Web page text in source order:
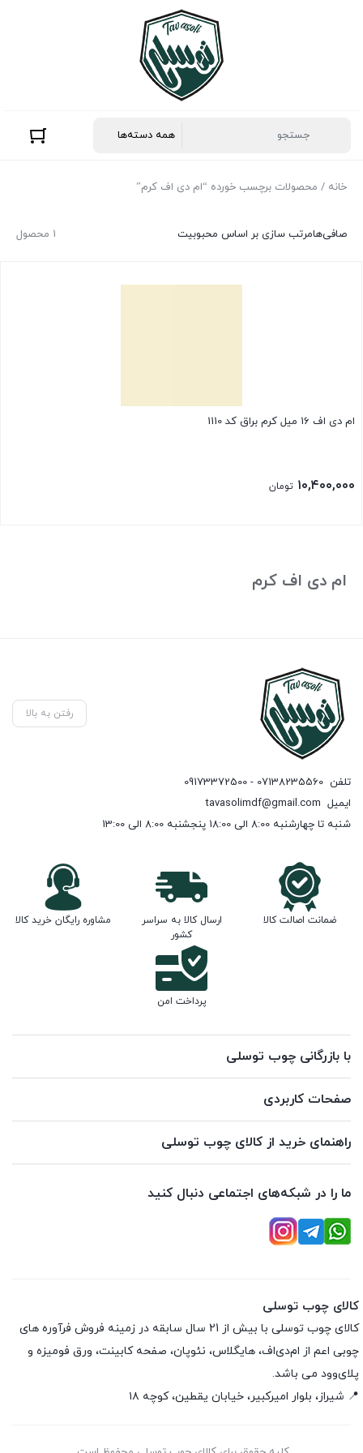
خانه / محصولات برچسب خورده “ام دی اف کرم”
1 محصول صافی‌هامرتب سازی بر اساس محبوبیت
ام دی اف 16 میل کرم براق کد 1110
۱۰,۴۰۰,۰۰۰ تومان
ام دی اف کرم
رفتن به بالا
تلفن 07138235560 - 09173372500
ایمیل tavasolimdf@gmail.com
شنبه تا چهارشنبه 8:00 الی 18:00 پنجشنبه 8:00 الی 13:00
ضمانت اصالت کالا
ارسال کالا به سراسر
کشور
مشاوره رایگان خرید کالا
پرداخت امن
با بازرگانی چوب توسلی
صفحات کاربردی
راهنمای خرید از کالای چوب توسلی
ما را در شبکه‌های اجتماعی دنبال کنید
کالای چوب توسلی
کالای چوب توسلی با بیش از 21 سال سابقه در زمینه فروش فرآوره های
چوبی اعم از ام‌دی‌اف، هایگلاس، نئوپان، صفحه کابینت، ورق فومیزه و
پلای‌وود می باشد.
📍 شیراز، بلوار امیرکبیر، خیابان یقطین، کوچه ۱۸